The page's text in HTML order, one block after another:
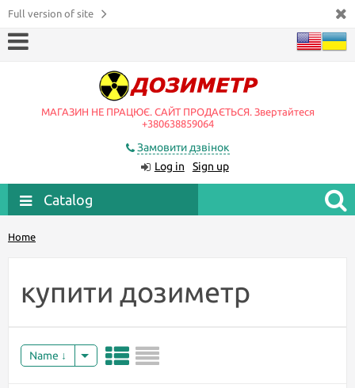
Full version of site
МАГАЗИН НЕ ПРАЦЮЄ. САЙТ ПРОДАЄТЬСЯ. Звертайтеся
+380638859064
Замовити дзвінок
Log in
Sign up
Catalog
Home
купити дозиметр
Name